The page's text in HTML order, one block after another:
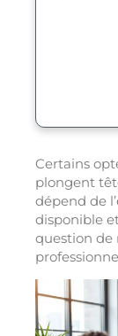
Certains
plongent
dépend de
disponible
question de